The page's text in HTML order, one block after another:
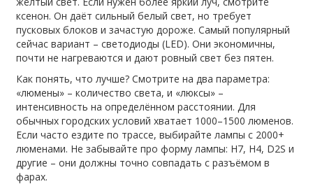
ксенон. Он даёт сильный белый свет, но требует
пусковых блоков и зачастую дороже. Самый популярный
сейчас вариант – светодиоды (LED). Они экономичны,
почти не нагреваются и дают ровный свет без пятен.
Как понять, что лучше? Смотрите на два параметра:
«люмены» – количество света, и «люксы» –
интенсивность на определённом расстоянии. Для
обычных городских условий хватает 1000–1500 люменов.
Если часто ездите по трассе, выбирайте лампы с 2000+
люменами. Не забывайте про форму лампы: H7, H4, D2S и
другие – они должны точно совпадать с разъёмом в
фарах.